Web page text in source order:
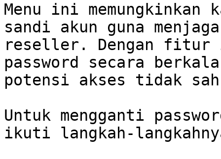
Menu ini memungkinkan
sandi akun guna
reseller. Dengan fitur
password secara
potensi akses tidak
Untuk mengganti
ikuti langkah-